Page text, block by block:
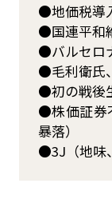
地価税導
国連平和
バルセロ
毛利衛氏
初の戦後
株価証券
暴落）
3J（地味